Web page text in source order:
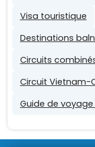
Visa touristique
Destinations
Circuits
Circuit Vietnam-
Guide de voyage